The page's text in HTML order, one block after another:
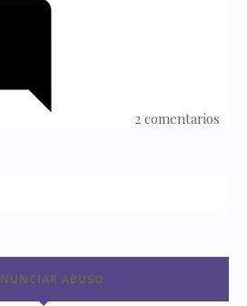
2 comentarios
ABUSO